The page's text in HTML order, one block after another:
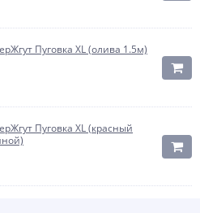
Пуговка XL (олива 1.5м)
Пуговка XL (красный